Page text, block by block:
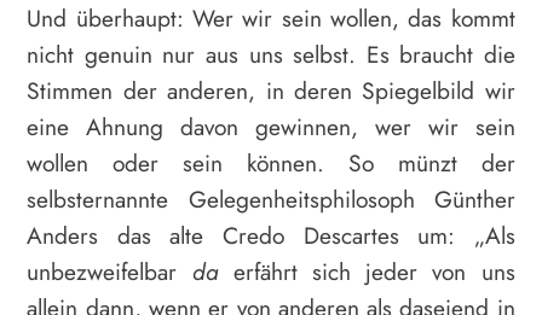
Und überhaupt: Wer wir sein wollen, das kommt
nicht genuin nur aus uns selbst. Es braucht die
Stimmen der anderen, in deren Spiegelbild wir
eine Ahnung davon gewinnen, wer wir sein
wollen oder sein können. So münzt der
selbsternannte Gelegenheitsphilosoph Günther
Anders das alte Credo Descartes um: „Als
unbezweifelbar da erfährt sich jeder von uns
allein dann, wenn er von anderen als daseiend in